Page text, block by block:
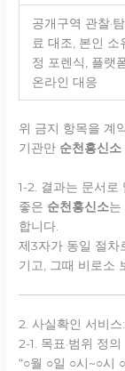
공개구역 관찰·
료 대조, 본인 소
정 포렌식, 플랫
온라인 대응
위 금지 항목을 계
기관만 순천흥신소
1-2. 결과는 문서로
좋은 순천흥신소는
합니다.
제3자가 동일 절차
기고, 그때 비로소
2. 사실확인 서비
2-1. 목표·범위 정의
“○월 ○일 ○시~○시